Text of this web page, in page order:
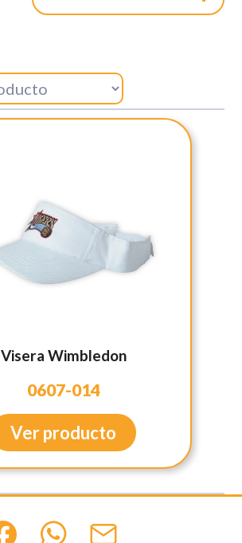
Color Existencia
Material
Precio
Visera Wimbledon
0607-014
Ver producto